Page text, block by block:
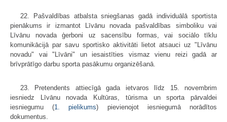
22. Pašvaldības atbalsta sniegšanas gadā individuālā sportista
pienākums ir izmantot Līvānu novada pašvaldības simboliku vai
Līvānu novada ģerboni uz sacensību formas, vai sociālo tīklu
komunikācijā par savu sportisko aktivitāti lietot atsauci uz "Līvānu
novadu" vai "Līvāni" un iesaistīties vismaz vienu reizi gadā ar
brīvprātīgo darbu sporta pasākumu organizēšanā.
23. Pretendents attiecīgā gada ietvaros līdz 15. novembrim
iesniedz Līvānu novada Kultūras, tūrisma un sporta pārvaldei
iesniegumu (1. pielikums) pievienojot iesniegumā norādītos
dokumentus.